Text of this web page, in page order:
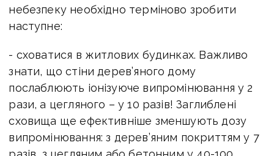
небезпеку необхідно терміново зробити
наступне:
- сховатися в житлових будинках. Важливо
знати, що стіни дерев’яного дому
послаблюють іонізуюче випромінювання у 2
рази, а цегляного – у 10 разів! Заглиблені
сховища ще ефективніше зменшують дозу
випромінювання: з дерев’яним покриттям у 7